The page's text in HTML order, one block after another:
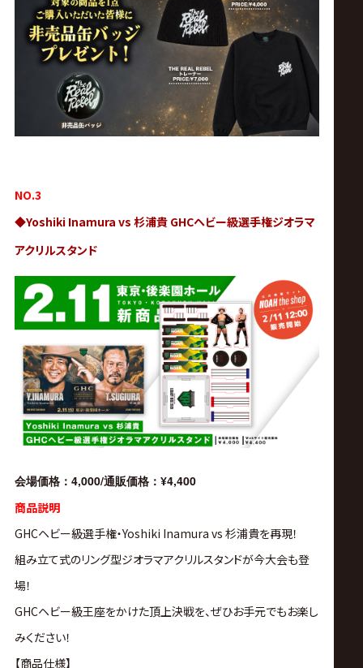
NO.3
◆Yoshiki Inamura vs 杉浦貴 GHCヘビー級選手権ジオラマ
アクリルスタンド
会場価格： 4,000/通販価格： ¥4,400
商品説明
GHCヘビー級選手権・Yoshiki Inamura vs 杉浦貴を再現！
組み立て式のリング型ジオラマアクリルスタンドが今大会も登
場！
GHCヘビー級王座をかけた頂上決戦を、ぜひお手元でもお楽し
みください！
【商品仕様】